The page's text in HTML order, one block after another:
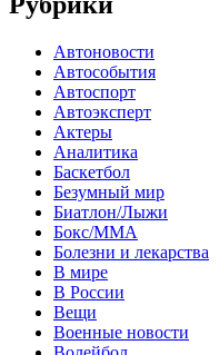
Автоновости
Автособытия
Автоспорт
Автоэксперт
Актеры
Аналитика
Баскетбол
Безумный мир
Биатлон/Лыжи
Бокс/MMA
Болезни и лекарства
В мире
В России
Вещи
Военные новости